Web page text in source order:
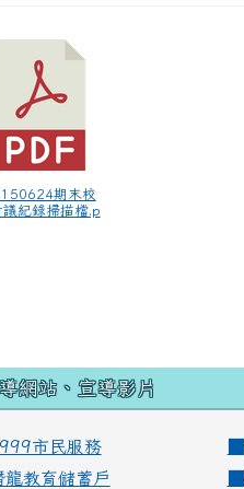
期末校
議紀錄掃描檔.p
網站、宣導影片
市民服務
龍教育儲蓄戶